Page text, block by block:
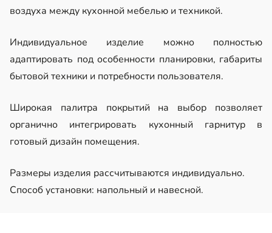
воздуха между кухонной мебелью и техникой.
Индивидуальное изделие можно полностью
адаптировать под особенности планировки, габариты
бытовой техники и потребности пользователя.
Широкая палитра покрытий на выбор позволяет
органично интегрировать кухонный гарнитур в
готовый дизайн помещения.
Размеры изделия рассчитываются индивидуально.
Способ установки: напольный и навесной.